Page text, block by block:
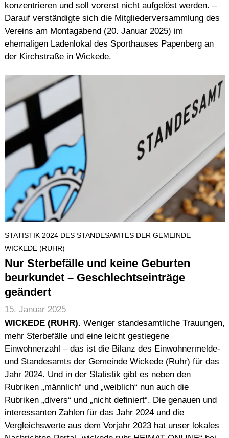
konzentrieren und soll vorerst nicht aufgelöst werden. –
Darauf verständigte sich die Mitgliederversammlung des
Vereins am Montagabend (20. Januar 2025) im
ehemaligen Ladenlokal des Sporthauses Papenberg an
der Kirchstraße in Wickede.
STATISTIK 2024 DES STANDESAMTES DER GEMEINDE
WICKEDE (RUHR)
Nur Sterbefälle und keine Geburten
beurkundet – Geschlechtseinträge
geändert
15. Januar 2025
WICKEDE (RUHR). Weniger standesamtliche Trauungen,
mehr Sterbefälle und eine leicht gestiegene
Einwohnerzahl – das ist die Bilanz des Einwohnermelde-
und Standesamts der Gemeinde Wickede (Ruhr) für das
Jahr 2024. Und in der Statistik gibt es neben den
Rubriken „männlich“ und „weiblich“ nun auch die
Rubriken „divers“ und „nicht definiert“. Die genauen und
interessanten Zahlen für das Jahr 2024 und die
Vergleichswerte aus dem Vorjahr 2023 hat unser lokales